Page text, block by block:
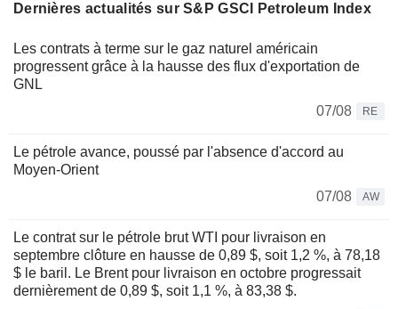
Dernières actualités sur S&P GSCI Petroleum Index
Les contrats à terme sur le gaz naturel américain
progressent grâce à la hausse des flux d'exportation de
GNL
07/08
RE
Le pétrole avance, poussé par l'absence d'accord au
Moyen-Orient
07/08
AW
Le contrat sur le pétrole brut WTI pour livraison en
septembre clôture en hausse de 0,89 $, soit 1,2 %, à 78,18
$ le baril. Le Brent pour livraison en octobre progressait
dernièrement de 0,89 $, soit 1,1 %, à 83,38 $.